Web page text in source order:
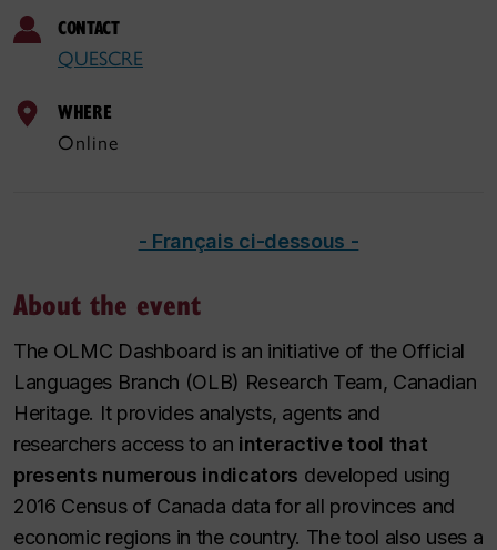
CONTACT
QUESCRE
WHERE
Online
- Français ci-dessous -
About the event
The OLMC Dashboard is an initiative of the Official
Languages Branch (OLB) Research Team, Canadian
Heritage. It provides analysts, agents and
researchers access to an interactive tool that
presents numerous indicators developed using
2016 Census of Canada data for all provinces and
economic regions in the country. The tool also uses a